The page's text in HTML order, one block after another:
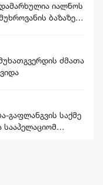
იალნოს
ბაზაზე
ძმათა
გაფლანგვის საქმე
სააპელაციომ